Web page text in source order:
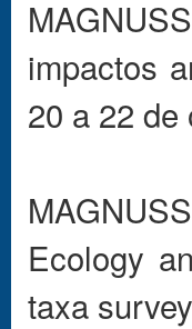
impactos
20 a 22
Ecology
taxa